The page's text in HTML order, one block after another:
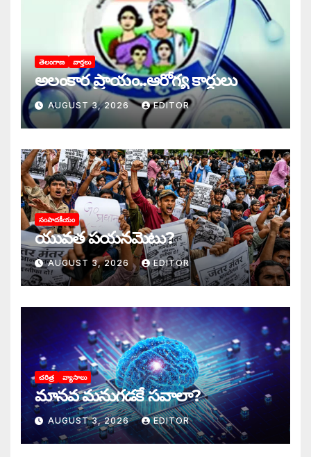
తెలంగాణ వార్తలు
అలంకార ప్రాయం..ఆరోగ్య కార్డులు
AUGUST 3, 2026 EDITOR
సంపాదకీయం
యువత పయనమెటు?
AUGUST 3, 2026 EDITOR
చరిత్ర వ్యాసాలు
మానవ మనుగడకే సవాలా?
AUGUST 3, 2026 EDITOR